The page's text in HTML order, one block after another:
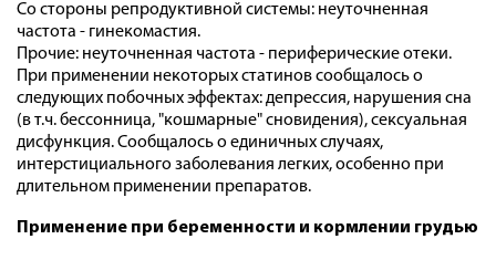
Со стороны репродуктивной системы: неуточненная
частота - гинекомастия.
Прочие: неуточненная частота - периферические отеки.
При применении некоторых статинов сообщалось о
следующих побочных эффектах: депрессия, нарушения сна
(в т.ч. бессонница, "кошмарные" сновидения), сексуальная
дисфункция. Сообщалось о единичных случаях,
интерстициального заболевания легких, особенно при
длительном применении препаратов.
Применение при беременности и кормлении грудью